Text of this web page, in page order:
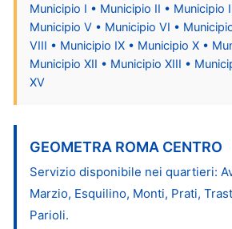
Municipio I • Municipio II • Municipio
Municipio V • Municipio VI •
VIII • Municipio IX • Municipio X •
Municipio XII • Municipio XIII •
XV
GEOMETRA ROMA CENTRO
Servizio disponibile nei quartieri:
Marzio, Esquilino, Monti, Prati,
Parioli.